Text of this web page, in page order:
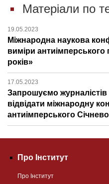
Матеріали по
19.05.2023
Міжнародна наукова
виміри антиімперського
років»
17.05.2023
Запрошуємо журналістів
відвідати міжнародну
антиімперського
Про Інститут
Про Інститут